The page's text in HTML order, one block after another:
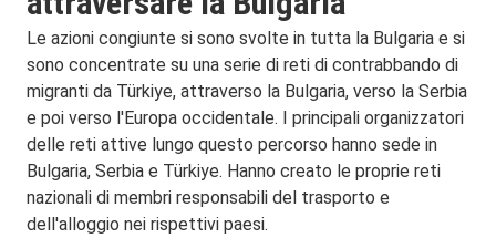
Le azioni congiunte si sono svolte in tutta la Bulgaria e si
sono concentrate su una serie di reti di contrabbando di
migranti da Türkiye, attraverso la Bulgaria, verso la Serbia
e poi verso l'Europa occidentale. I principali organizzatori
delle reti attive lungo questo percorso hanno sede in
Bulgaria, Serbia e Türkiye. Hanno creato le proprie reti
nazionali di membri responsabili del trasporto e
dell'alloggio nei rispettivi paesi.